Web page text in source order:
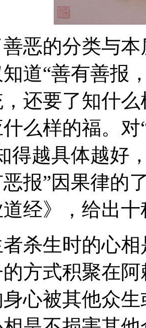
恶的分类与本
道“善有善报
还要了知什
么样的福。
得越具体越好
报”因果律的
经》，给出
生时的心相
方式积聚在
心被其他众